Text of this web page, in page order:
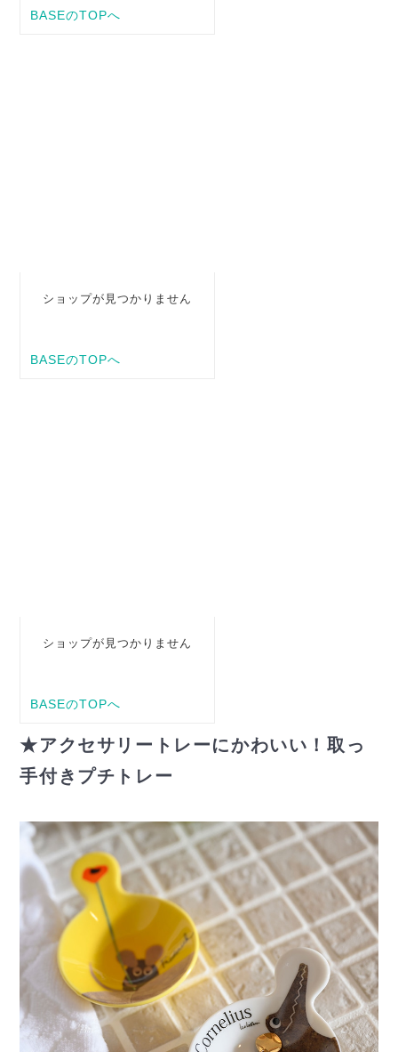
★アクセサリートレーにかわいい！取っ
手付きプチトレー